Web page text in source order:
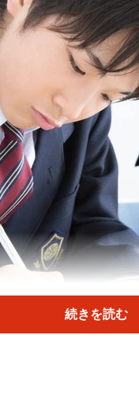
続きを読む